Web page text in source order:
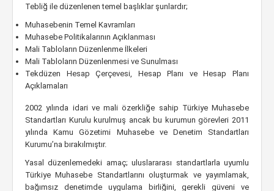
Tebliğ ile düzenlenen temel başlıklar şunlardır;
Muhasebenin Temel Kavramları
Muhasebe Politikalarının Açıklanması
Mali Tabloların Düzenlenme İlkeleri
Mali Tabloların Düzenlenmesi ve Sunulması
Tekdüzen Hesap Çerçevesi, Hesap Planı ve Hesap Planı
Açıklamaları
2002 yılında idari ve mali özerkliğe sahip Türkiye Muhasebe
Standartları Kurulu kurulmuş ancak bu kurumun görevleri 2011
yılında Kamu Gözetimi Muhasebe ve Denetim Standartları
Kurumu’na bırakılmıştır.
Yasal düzenlemedeki amaç; uluslararası standartlarla uyumlu
Türkiye Muhasebe Standartlarını oluşturmak ve yayımlamak,
bağımsız denetimde uygulama birliğini, gerekli güveni ve